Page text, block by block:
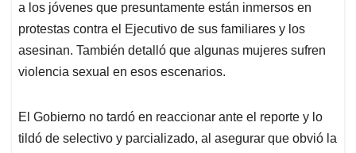
a los jóvenes que presuntamente están inmersos en
protestas contra el Ejecutivo de sus familiares y los
asesinan. También detalló que algunas mujeres sufren
violencia sexual en esos escenarios.
El Gobierno no tardó en reaccionar ante el reporte y lo
tildó de selectivo y parcializado, al asegurar que obvió la